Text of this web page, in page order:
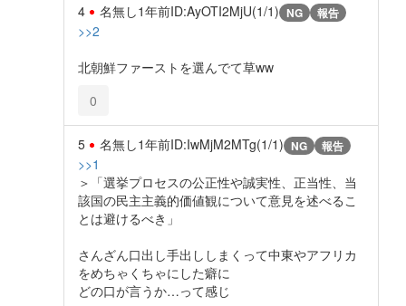
4 名無し1年前ID:AyOTI2MjU(1/1) NG 報告
>>2
北朝鮮ファーストを選んでて草ww
0
5 名無し1年前ID:IwMjM2MTg(1/1) NG 報告
>>1
＞「選挙プロセスの公正性や誠実性、正当性、当
該国の民主主義的価値観について意見を述べるこ
とは避けるべき」
さんざん口出し手出ししまくって中東やアフリカ
をめちゃくちゃにした癖に
どの口が言うか…って感じ